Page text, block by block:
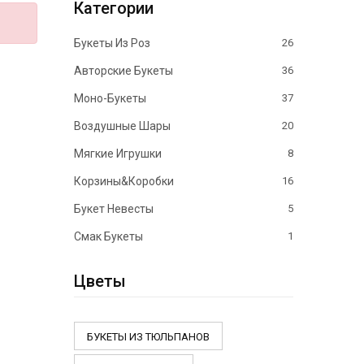
Категории
Букеты Из Роз 26
Авторские Букеты 36
Моно-Букеты 37
Воздушные Шары 20
Мягкие Игрушки 8
Корзины&Коробки 16
Букет Невесты 5
Смак Букеты 1
Цветы
БУКЕТЫ ИЗ ТЮЛЬПАНОВ